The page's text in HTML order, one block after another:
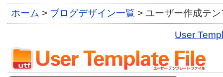
ホーム > ブログデザイン一覧 > ユーザー作成テ
User